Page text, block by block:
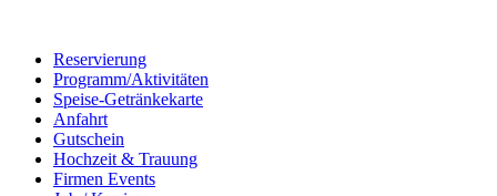
Reservierung
Programm/Aktivitäten
Speise-Getränkekarte
Anfahrt
Gutschein
Hochzeit & Trauung
Firmen Events